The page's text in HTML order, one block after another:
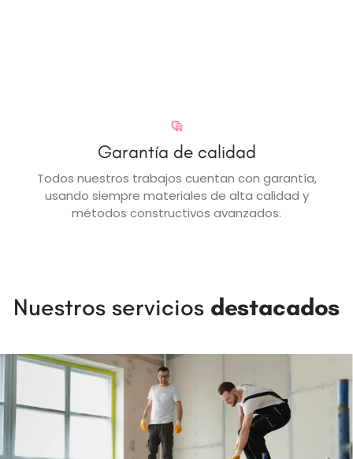
Garantía de calidad
Todos nuestros trabajos cuentan con garantía,
usando siempre materiales de alta calidad y
métodos constructivos avanzados.
Nuestros servicios destacados